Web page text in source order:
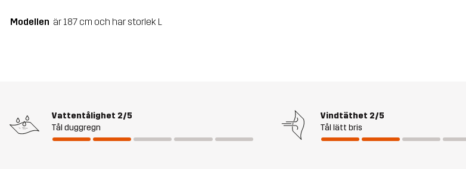
Modellen är 187 cm och har storlek L
Vattentålighet 2/5
Tål duggregn
Vindtäthet 2/5
Tål lätt bris